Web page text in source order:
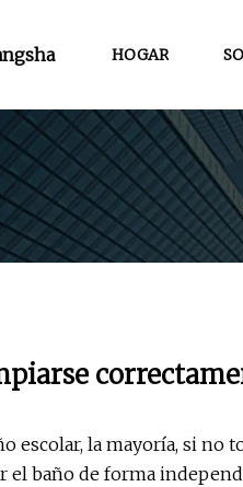
HOGAR
escolar, la mayoría, si no
baño de forma